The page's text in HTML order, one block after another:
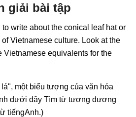
giải bài tập
to write about the conical leaf hat or
of Vietnamese culture. Look at the
Vietnamese equivalents for the
lá", một biểu tượng của văn hóa
dưới đây Tìm từ tương đương
tiếngAnh.)